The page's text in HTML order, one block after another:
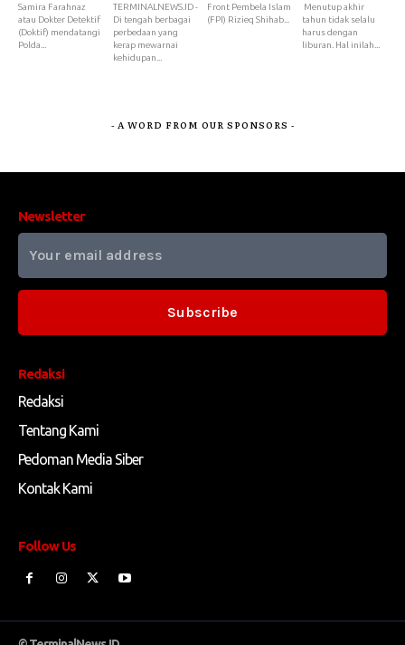
Samira Farahnaz
atau Dokter Detektif
(Doktif) mendatangi
Polda...
TERMINALNEWS.ID -
Di tengah berbagai
perbedaan yang
kerap mewarnai
kehidupan...
Front Pembela Islam
(FPI) Rizieq Shihab...
Menutup akhir
tahun tidak selalu
harus dengan
liburan. Hal inilah...
- A WORD FROM OUR SPONSORS -
Redaksi
Redaksi
Tentang Kami
Pedoman Media Siber
Kontak Kami
Follow Us
Newsletter
Subscribe